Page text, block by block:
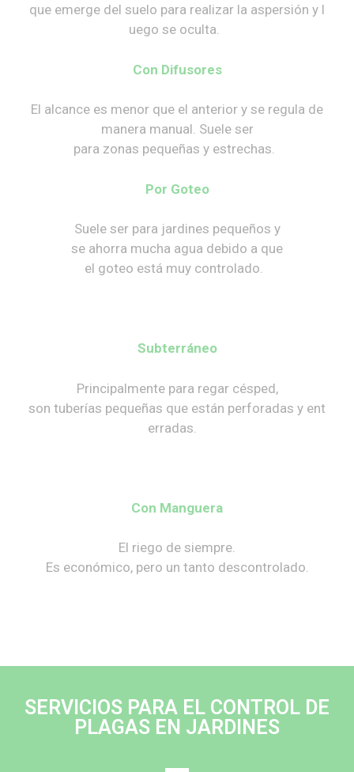
que emerge del suelo para realizar la aspersión y l
uego se oculta.
Con Difusores
El alcance es menor que el anterior y se regula de
manera manual. Suele ser
para zonas pequeñas y estrechas.
Por Goteo
Suele ser para jardines pequeños y
se ahorra mucha agua debido a que
el goteo está muy controlado.
Subterráneo
Principalmente para regar césped,
son tuberías pequeñas que están perforadas y ent
erradas.
Con Manguera
El riego de siempre.
Es económico, pero un tanto descontrolado.
SERVICIOS PARA EL CONTROL DE
PLAGAS EN JARDINES